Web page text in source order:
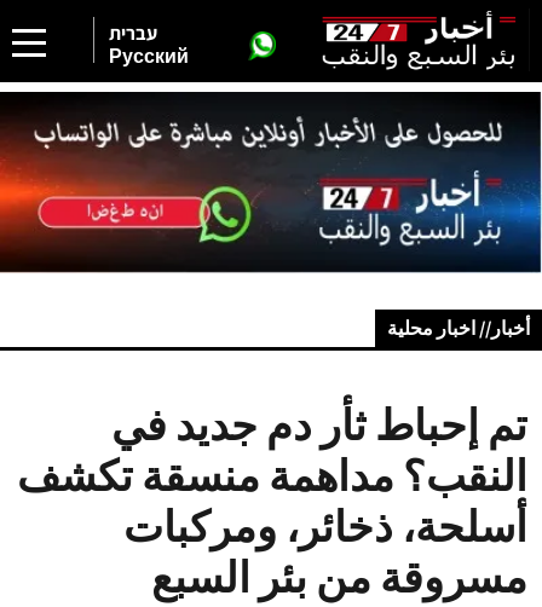
עברית
Русский
أخبار// اخبار محلية
تم إحباط ثأر دم جديد في
النقب؟ مداهمة منسقة تكشف
أسلحة، ذخائر، ومركبات
مسروقة من بئر السبع